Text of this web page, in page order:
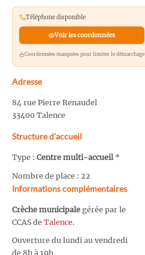
Téléphone disponible
Voir les coordonnées
Coordonnées masquées pour limiter le démarchage
Adresse
84 rue Pierre Renaudel
33400 Talence
Structure d’accueil
Type : Centre multi-accueil*
Nombre de place : 22
Informations complémentaires
Crèche municipale gérée par le
CCAS de Talence.
Ouverture du lundi au vendredi
de 8h à 19h.